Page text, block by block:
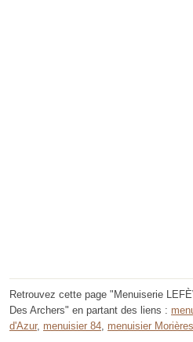
Retrouvez cette page "Menuiserie
Des Archers" en partant des liens :
d'Azur, menuisier 84, menuisier